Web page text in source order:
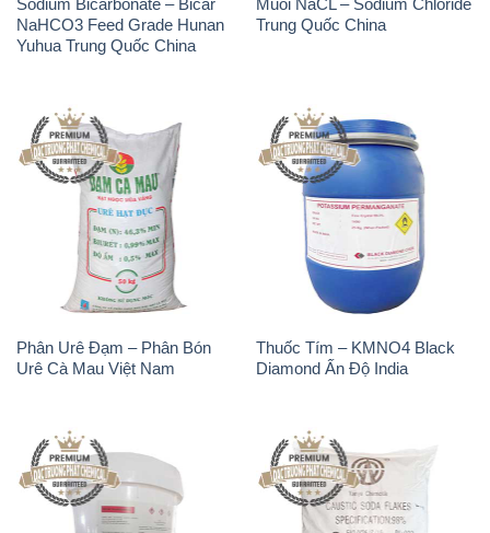
Phân Urê Đạm – Phân Bón
Urê Cà Mau Việt Nam
Thuốc Tím – KMNO4 Black
Diamond Ấn Độ India